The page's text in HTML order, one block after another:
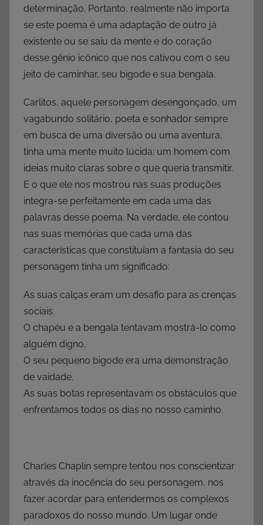
determinação. Portanto, realmente não importa
se este poema é uma adaptação de outro já
existente ou se saiu da mente e do coração
desse gênio icônico que nos cativou com o seu
jeito de caminhar, seu bigode e sua bengala.
Carlitos, aquele personagem desengonçado, um
vagabundo solitário, poeta e sonhador sempre
em busca de uma diversão ou uma aventura,
tinha uma mente muito lúcida: um homem com
ideias muito claras sobre o que queria transmitir.
E o que ele nos mostrou nas suas produções
integra-se perfeitamente em cada uma das
palavras desse poema. Na verdade, ele contou
nas suas memórias que cada uma das
características que constituíam a fantasia do seu
personagem tinha um significado:
As suas calças eram um desafio para as crenças
sociais.
O chapéu e a bengala tentavam mostrá-lo como
alguém digno.
O seu pequeno bigode era uma demonstração
de vaidade.
As suas botas representavam os obstáculos que
enfrentamos todos os dias no nosso caminho.
Charles Chaplin sempre tentou nos conscientizar
através da inocência do seu personagem, nos
fazer acordar para entendermos os complexos
paradoxos do nosso mundo. Um lugar onde